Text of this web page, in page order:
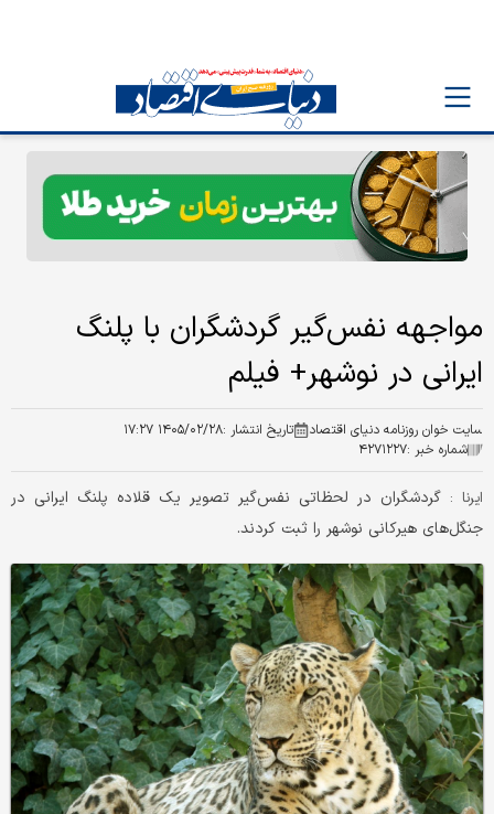
مواجهه نفس‌گیر گردشگران با پلنگ
ایرانی در نوشهر+ فیلم
سایت خوان روزنامه دنیای اقتصاد تاریخ انتشار :۱۴۰۵/۰۲/۲۸ ۱۷:۲۷
شماره خبر :۴۲۷۱۲۲۷
ایرنا : گردشگران در لحظاتی نفس‌گیر تصویر یک قلاده پلنگ ایرانی در
جنگل‌های هیرکانی نوشهر را ثبت کردند.